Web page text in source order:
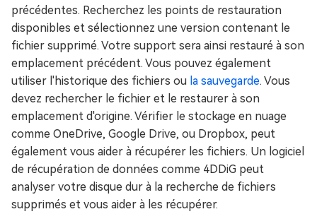
précédentes. Recherchez les points de restauration
disponibles et sélectionnez une version contenant le
fichier supprimé. Votre support sera ainsi restauré à son
emplacement précédent. Vous pouvez également
utiliser l'historique des fichiers ou la sauvegarde. Vous
devez rechercher le fichier et le restaurer à son
emplacement d'origine. Vérifier le stockage en nuage
comme OneDrive, Google Drive, ou Dropbox, peut
également vous aider à récupérer les fichiers. Un logiciel
de récupération de données comme 4DDiG peut
analyser votre disque dur à la recherche de fichiers
supprimés et vous aider à les récupérer.